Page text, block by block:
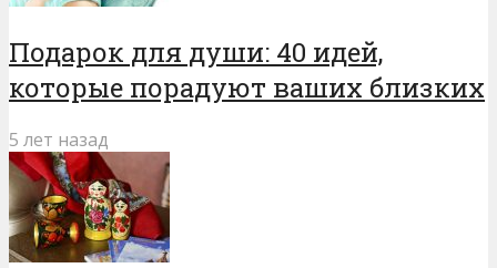
Подарок для души: 40 идей,
которые порадуют ваших близких
5 лет назад